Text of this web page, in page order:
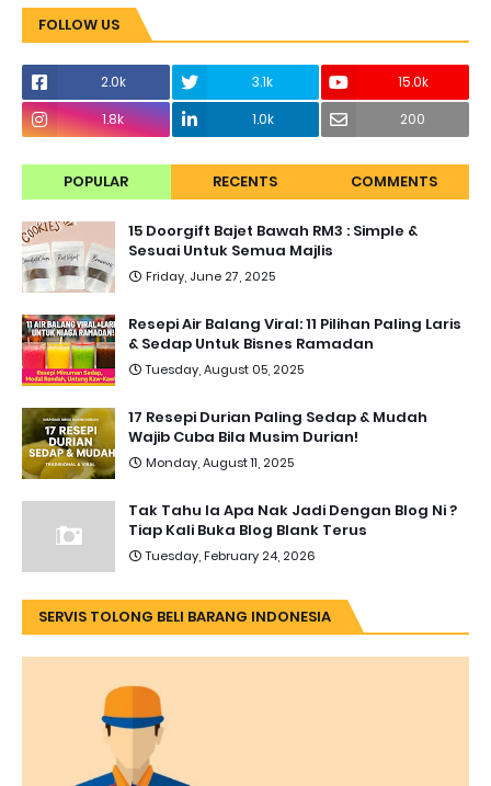
FOLLOW US
2.0k 3.1k
15.0k
1.8k
1.0k 200
POPULAR RECENTS COMMENTS
15 Doorgift Bajet Bawah RM3 : Simple &
Sesuai Untuk Semua Majlis
Friday, June 27, 2025
Resepi Air Balang Viral: 11 Pilihan Paling Laris
& Sedap Untuk Bisnes Ramadan
Tuesday, August 05, 2025
17 Resepi Durian Paling Sedap & Mudah
Wajib Cuba Bila Musim Durian!
Monday, August 11, 2025
Tak Tahu la Apa Nak Jadi Dengan Blog Ni ?
Tiap Kali Buka Blog Blank Terus
Tuesday, February 24, 2026
SERVIS TOLONG BELI BARANG INDONESIA